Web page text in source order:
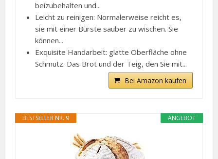
beizubehalten und...
Leicht zu reinigen: Normalerweise reicht es,
sie mit einer Bürste sauber zu wischen. Sie
können...
Exquisite Handarbeit: glatte Oberfläche ohne
Schmutz. Das Brot und der Teig, den Sie mit...
Bei Amazon kaufen
ANGEBOT
BESTSELLER NR. 9